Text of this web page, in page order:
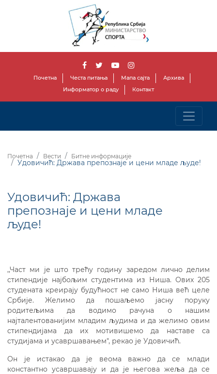
Почетна Честа питања Мапа сајта
Архива
Информатор о раду
Контакт
Почетна Вести Битне информације
Удовичић: Држава препознаје и цени младе људе!
Удовичић: Држава
препознаје и цени младе
људе!
,,Част ми је што трећу годину заредом лично делим
стипендије најбољим студентима из Ниша. Ових 205
студената креирају будућност не само Ниша већ целе
Србије. Желимо да пошаљемо јасну поруку
родитељима да водимо рачуна о нашим
најталентованијим младим људима и да желимо овим
стипендијама да их мотивишемо да наставе са
студијама и усавршавањем", рекао је Удовичић.
Он је истакао да је веома важно да се млади
константно усавршавају и да је његова жеља да се